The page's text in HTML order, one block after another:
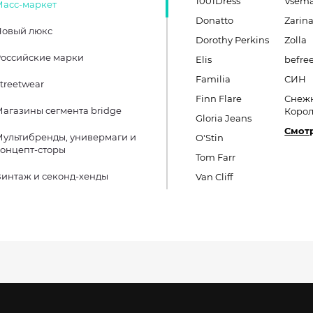
маркет
люкс
марки
сегмента bridge
универмаги и
сторы
и секонд-хенды
Donatto
Dorothy Perkins
Elis
Familia
Finn Flare
Gloria Jeans
O'Stin
Tom Farr
Van Cliff
Zarina
Zolla
СИН